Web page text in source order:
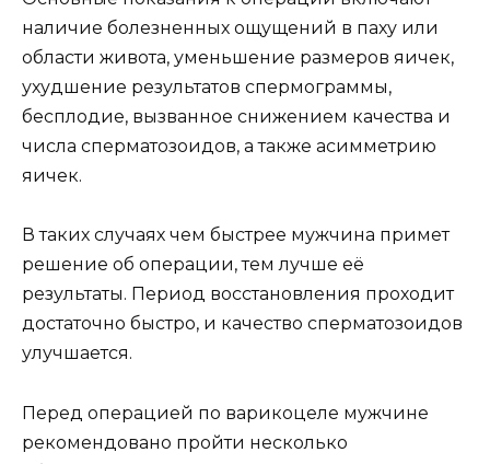
наличие болезненных ощущений в паху или
области живота, уменьшение размеров яичек,
ухудшение результатов спермограммы,
бесплодие, вызванное снижением качества и
числа сперматозоидов, а также асимметрию
яичек.
В таких случаях чем быстрее мужчина примет
решение об операции, тем лучше её
результаты. Период восстановления проходит
достаточно быстро, и качество сперматозоидов
улучшается.
Перед операцией по варикоцеле мужчине
рекомендовано пройти несколько